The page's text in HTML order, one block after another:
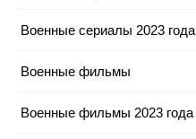
Военные сериалы 2023 года
Военные фильмы
Военные фильмы 2023 года